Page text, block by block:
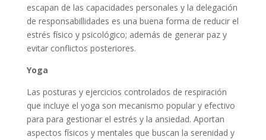
escapan de las capacidades personales y la delegación
de responsabillidades es una buena forma de reducir el
estrés físico y psicológico; además de generar paz y
evitar conflictos posteriores.
Yoga
Las posturas y ejercicios controlados de respiración
que incluye el yoga son mecanismo popular y efectivo
para para gestionar el estrés y la ansiedad. Aportan
aspectos físicos y mentales que buscan la serenidad y